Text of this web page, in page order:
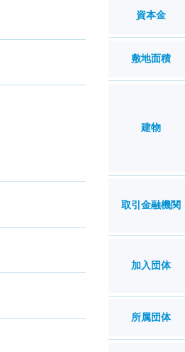
資本金
敷地面積
建物
取引金融機関
加入団体
所属団体